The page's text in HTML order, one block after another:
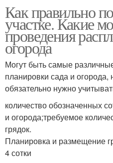
Как правильно
участке. Какие
проведения
огорода
Могут быть самые
планировки сада и огорода,
обязательно нужно
количество обозначенных
и огорода;требуемое
грядок.
Планировка и размещение
4 сотки